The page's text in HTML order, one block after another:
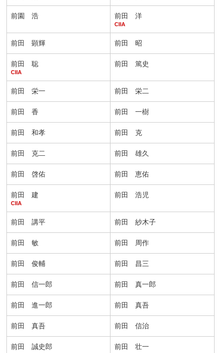
前園 浩 前田 洋
CIIA
前田 顕輝 前田 昭
前田 聡
CIIA
前田 篤史
前田 栄一 前田 栄二
前田 香 前田 一樹
前田 和孝 前田 克
前田 克二 前田 雄久
前田 啓佑 前田 恵佑
前田 建
CIIA
前田 浩児
前田 講平 前田 紗木子
前田 敏 前田 周作
前田 俊輔 前田 昌三
前田 信一郎 前田 真一郎
前田 進一郎 前田 真吾
前田 真吾 前田 信治
前田 誠史郎 前田 壮一